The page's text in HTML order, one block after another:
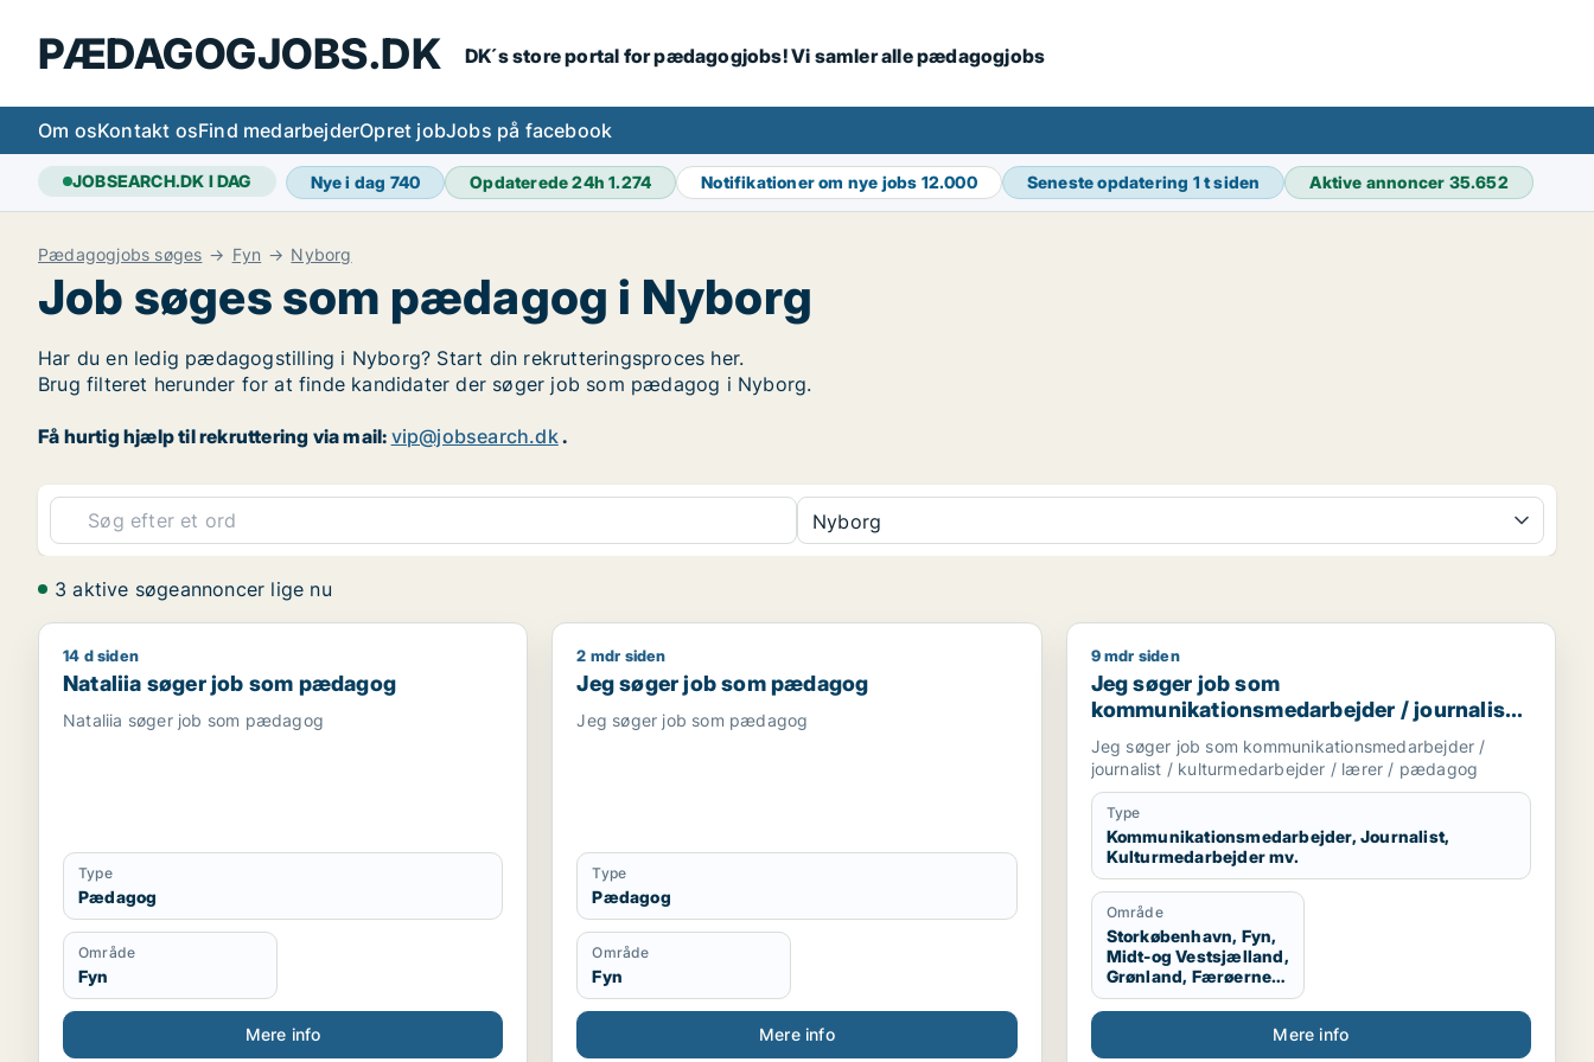
PÆDAGOGJOBS.DK DK´s store portal for pædagogjobs! Vi samler alle pædagogjobs
Om osKontakt osFind medarbejderOpret jobJobs på facebook
JOBSEARCH.DK I DAG Nye i dag 740 Opdaterede 24h1.274 Notifikationer om nye jobs 12.000 Seneste opdatering 1 t siden Aktive annoncer 35.652
Pædagogjobs søges Fyn Nyborg
Job søges som pædagog i Nyborg
Har du en ledig pædagogstilling i Nyborg? Start din rekrutteringsproces her.
Brug filteret herunder for at finde kandidater der søger job som pædagog i Nyborg.
Få hurtig hjælp til rekruttering via mail: vip@jobsearch.dk.
Nyborg
3 aktive søgeannoncer lige nu
Nataliia søger job som pædagog
14 d siden
Nataliia søger job som pædagog
Nataliia søger job som pædagog
Type
Pædagog
Område
Fyn
Mere info
Jeg søger job som pædagog
2 mdr siden
Jeg søger job som pædagog
Jeg søger job som pædagog
Type
Pædagog
Område
Fyn
Mere info
Jeg søger job som kommunikationsmedarbejder /
9 mdr siden
Jeg søger job som
kommunikationsmedarbejder / journalist /
kulturmedarbejder / lærer / pædagog
Jeg søger job som kommunikationsmedarbejder /
journalist / kulturmedarbejder / lærer / pædagog
Type
Kommunikationsmedarbejder, Journalist,
Kulturmedarbejder mv.
Område
Storkøbenhavn, Fyn,
Midt-og Vestsjælland,
Grønland, Færøerne,
Udlandet
Mere info